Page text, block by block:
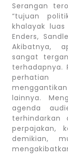
Serangan
“tujuan
khalayak
Enders,
Akibatnya,
sangat
terhadapnya.
perhatian
lainnya.
agenda
perpajakan,
demikian,